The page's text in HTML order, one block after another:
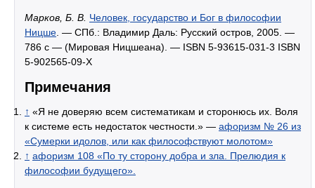
Марков, Б. В. Человек, государство и Бог в философии
Ницше. — СПб.: Владимир Даль: Русский остров, 2005. —
786 с — (Мировая Ницшеана). — ISBN 5-93615-031-3 ISBN
5-902565-09-X
Примечания
↑ «Я не доверяю всем систематикам и сторонюсь их. Воля
к системе есть недостаток честности.» — афоризм № 26 из
«Сумерки идолов, или как философствуют молотом»
↑ афоризм 108 «По ту сторону добра и зла. Прелюдия к
философии будущего».